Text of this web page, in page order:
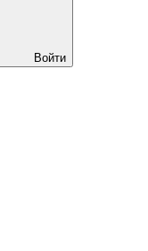
Войти